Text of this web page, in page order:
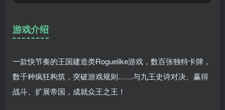
游戏介绍
一款快节奏的王国建造类Roguelike游戏，数百张独特卡牌，
数千种疯狂构筑，突破游戏规则……与九王史诗对决、赢得
战斗、扩展帝国，成就众王之王！